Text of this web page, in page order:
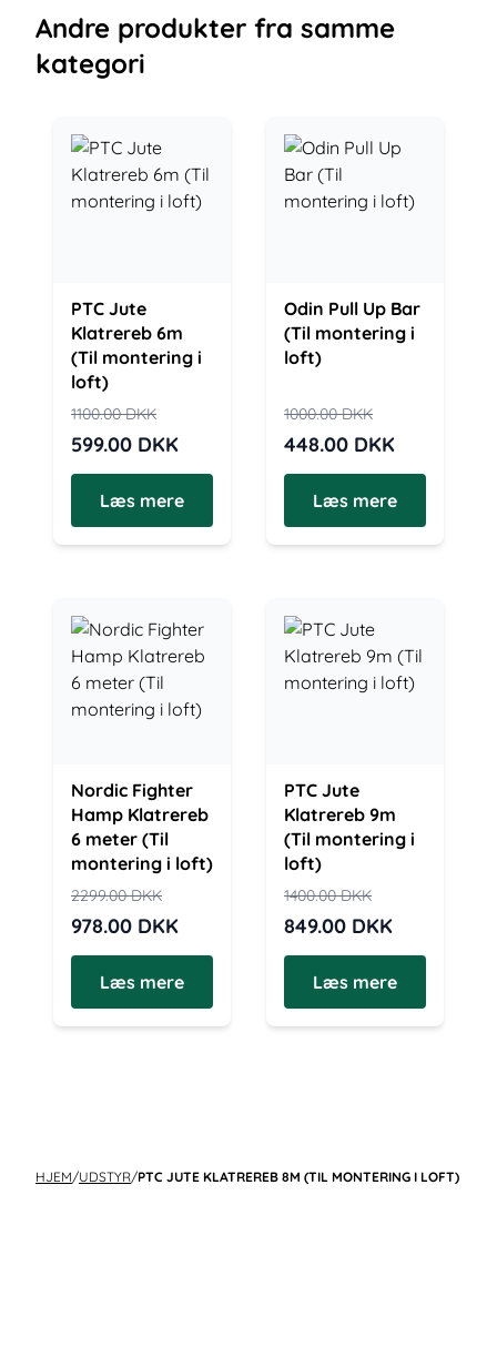
Andre produkter fra samme
kategori
PTC Jute
Klatrereb 6m
(Til montering i
loft)
1100.00DKK
599.00 DKK
Læs mere
Odin Pull Up Bar
(Til montering i
loft)
1000.00DKK
448.00 DKK
Læs mere
Nordic Fighter
Hamp Klatrereb
6 meter (Til
montering i loft)
2299.00DKK
978.00 DKK
Læs mere
PTC Jute
Klatrereb 9m
(Til montering i
loft)
1400.00DKK
849.00 DKK
Læs mere
HJEM/UDSTYR/PTC JUTE KLATREREB 8M (TIL MONTERING I LOFT)